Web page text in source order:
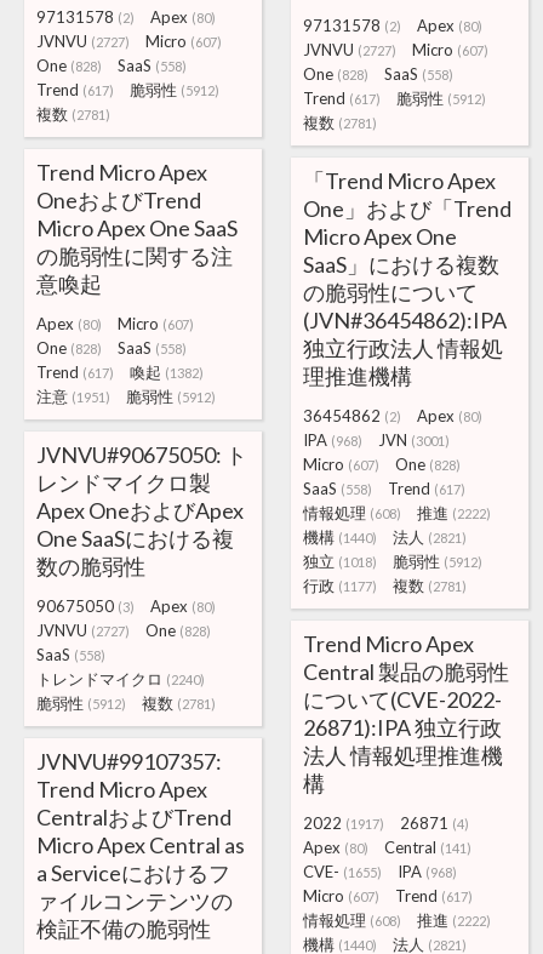
97131578 (2) Apex (80)
JVNVU (2727) Micro (607)
One (828) SaaS (558)
Trend (617) 脆弱性 (5912)
複数 (2781)
97131578 (2) Apex (80)
JVNVU (2727) Micro (607)
One (828) SaaS (558)
Trend (617) 脆弱性 (5912)
複数 (2781)
Trend Micro Apex
OneおよびTrend
Micro Apex One SaaS
の脆弱性に関する注
意喚起
Apex (80) Micro (607)
One (828) SaaS (558)
Trend (617) 喚起 (1382)
注意 (1951) 脆弱性 (5912)
「Trend Micro Apex
One」および「Trend
Micro Apex One
SaaS」における複数
の脆弱性について
(JVN#36454862):IPA
独立行政法人 情報処
理推進機構
36454862 (2) Apex (80)
IPA (968) JVN (3001)
Micro (607) One (828)
SaaS (558) Trend (617)
情報処理 (608) 推進 (2222)
機構 (1440) 法人 (2821)
独立 (1018) 脆弱性 (5912)
行政 (1177) 複数 (2781)
JVNVU#90675050: ト
レンドマイクロ製
Apex OneおよびApex
One SaaSにおける複
数の脆弱性
90675050 (3) Apex (80)
JVNVU (2727) One (828)
SaaS (558)
トレンドマイクロ (2240)
脆弱性 (5912) 複数 (2781)
Trend Micro Apex
Central 製品の脆弱性
について(CVE-2022-
26871):IPA 独立行政
法人 情報処理推進機
構
2022 (1917) 26871 (4)
Apex (80) Central (141)
CVE- (1655) IPA (968)
Micro (607) Trend (617)
情報処理 (608) 推進 (2222)
機構 (1440) 法人 (2821)
JVNVU#99107357:
Trend Micro Apex
CentralおよびTrend
Micro Apex Central as
a Serviceにおけるフ
ァイルコンテンツの
検証不備の脆弱性